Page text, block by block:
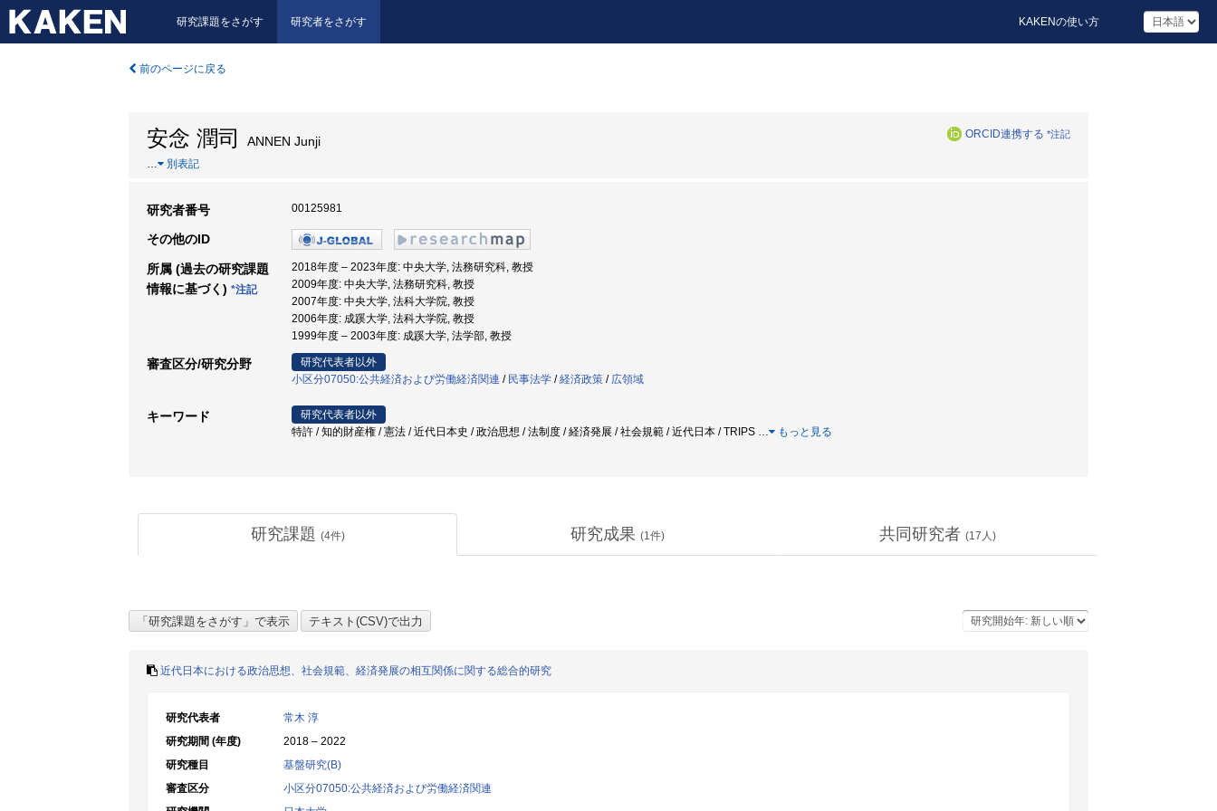
研究課題をさがす 研究者をさがす KAKENの使い方
前のページに戻る
安念 潤司 ANNEN Junji ORCID連携する *注記
… 別表記
研究者番号 00125981
その他のID
所属 (過去の研究課題
情報に基づく) *注記
2018年度 – 2023年度: 中央大学, 法務研究科, 教授
2009年度: 中央大学, 法務研究科, 教授
2007年度: 中央大学, 法科大学院, 教授
2006年度: 成蹊大学, 法科大学院, 教授
1999年度 – 2003年度: 成蹊大学, 法学部, 教授
審査区分/研究分野
研究代表者以外
小区分07050:公共経済および労働経済関連 / 民事法学 /経済政策 / 広領域
キーワード
研究代表者以外
特許 / 知的財産権 / 憲法 / 近代日本史 / 政治思想 / 法制度 / 経済発展 / 社会規範 / 近代日本 / TRIPS … もっと見る
研究課題 (4件) 研究成果 (1件) 共同研究者 (17 人)
近代日本における政治思想、社会規範、経済発展の相互関係に関する総合的研究
研究代表者
常木 淳
研究期間 (年度)
2018 – 2022
研究種目
基盤研究(B)
審査区分
小区分07050:公共経済および労働経済関連